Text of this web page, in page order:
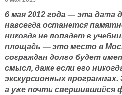
6 мая 2012 года — эта дата
навсегда останется
никогда не попадет в
площадь — это место в
сограждан долго будет
смысл, даже если его
экскурсионных
а уже почти свершившийся